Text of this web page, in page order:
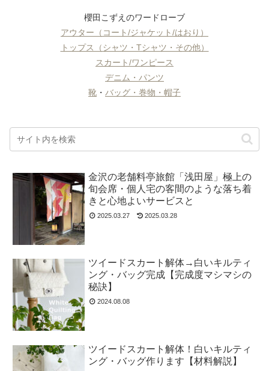
櫻田こずえのワードローブ
アウター（コート/ジャケット/はおり）
トップス（シャツ・Tシャツ・その他）
スカート/ワンピース
デニム・パンツ
靴 ・ バッグ・巻物・帽子
金沢の老舗料亭旅館「浅田屋」極上の
旬会席・個人宅の客間のような落ち着
きと心地よいサービスと
2025.03.27 2025.03.28
ツイードスカート解体→白いキルティ
ング・バッグ完成【完成度マシマシの
秘訣】
2024.08.08
ツイードスカート解体！白いキルティ
ング・バッグ作ります【材料解説】